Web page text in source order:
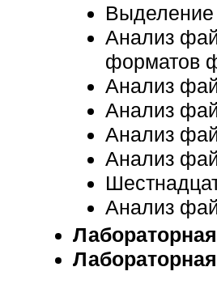
Анализ
форматов
Анализ
Анализ
Анализ
Анализ
Анализ